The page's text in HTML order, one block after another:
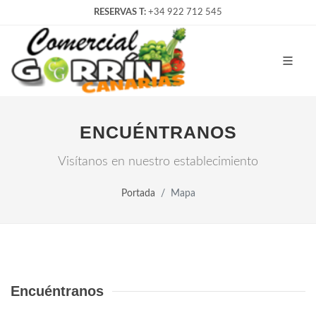
RESERVAS T: +34 922 712 545
ENCUÉNTRANOS
Visítanos en nuestro establecimiento
Portada Mapa
Encuéntranos